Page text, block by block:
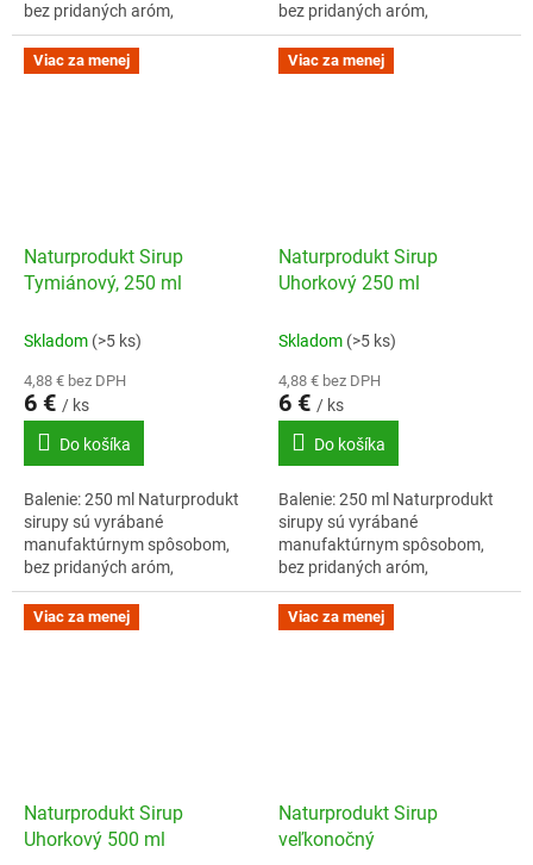
bez pridaných aróm,
konzervantov či
zvýrazňovačov chuti.
bez pridaných aróm,
konzervantov či
zvýrazňovačov chuti.
Viac za menej
Naturprodukt Sirup
Tymiánový, 250 ml
Skladom (>5 ks)
4,88 € bez DPH
6 € / ks
Do košíka
Balenie: 250 ml Naturprodukt
sirupy sú vyrábané
manufaktúrnym spôsobom,
bez pridaných aróm,
konzervantov či
zvýrazňovačov chuti.
Viac za menej
Naturprodukt Sirup
Uhorkový 250 ml
Skladom (>5 ks)
4,88 € bez DPH
6 € / ks
Do košíka
Balenie: 250 ml Naturprodukt
sirupy sú vyrábané
manufaktúrnym spôsobom,
bez pridaných aróm,
konzervantov či
zvýrazňovačov chuti.
Viac za menej
Naturprodukt Sirup
Uhorkový 500 ml
Viac za menej
Naturprodukt Sirup
veľkonočný